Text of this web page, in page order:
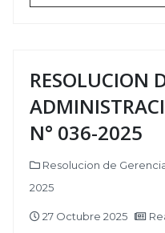
RESOLUCION
N° 036-2025
Resolucion de
2025
27 Octubre 2025